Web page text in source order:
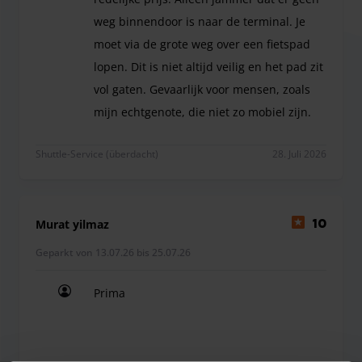
Linie 490 Richtung Dortmund Airport (PDF), gültig ab
Linie 490 Richtung Dortmund Aplerbeck (PDF), gültig ab
weg binnendoor is naar de terminal. Je
moet via de grote weg over een fietspad
lopen. Dit is niet altijd veilig en het pad zit
vol gaten. Gevaarlijk voor mensen, zoals
mijn echtgenote, die niet zo mobiel zijn.
Shuttle-Service (überdacht) 28. Juli 2026
Murat yilmaz 10
Geparkt von 13.07.26 bis 25.07.26
Prima